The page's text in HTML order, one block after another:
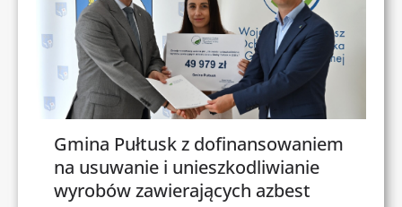
Gmina Pułtusk z dofinansowaniem
na usuwanie i unieszkodliwianie
wyrobów zawierających azbest